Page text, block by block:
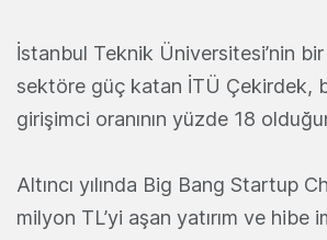
İstanbul Teknik Üniversitesi’nin
sektöre güç katan İTÜ Çekirdek,
girişimci oranının yüzde 18
Altıncı yılında Big Bang Startup
milyon TL’yi aşan yatırım ve hibe